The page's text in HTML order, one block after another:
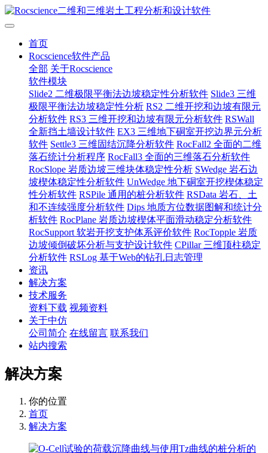
首页
Rocscience软件产品
全部 关于Rocscience
软件模块
Slide2 二维极限平衡法边坡稳定性分析软件 Slide3 三维
极限平衡法边坡稳定性分析 RS2 二维开挖和边坡有限元
分析软件 RS3 三维开挖和边坡有限元分析软件 RSWall
全新挡土墙设计软件 EX3 三维地下硐室开挖边界元分析
软件 Settle3 三维固结沉降分析软件 RocFall2 全面的二维
落石统计分析程序 RocFall3 全面的三维落石分析软件
RocSlope 岩质边坡三维块体稳定性分析 SWedge 岩石边
坡楔体稳定性分析软件 UnWedge 地下硐室开挖楔体稳定
性分析软件 RSPile 通用的桩分析软件 RSData 岩石、土
和不连续强度分析软件 Dips 地质方位数据图解和统计分
析软件 RocPlane 岩质边坡楔体平面滑动稳定分析软件
RocSupport 软岩开挖支护体系评价软件 RocTopple 岩质
边坡倾倒破坏分析与支护设计软件 CPillar 三维顶柱稳定
分析软件 RSLog 基于Web的钻孔日志管理
资讯
解决方案
技术服务
资料下载 视频资料
关于中仿
公司简介 在线留言 联系我们
站内搜索
解决方案
你的位置
首页
解决方案